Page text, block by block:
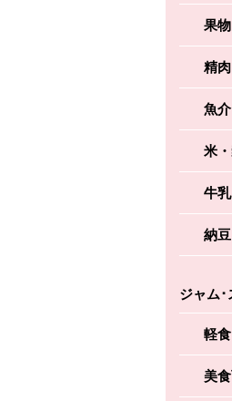
果
精
魚
米
牛
納
ジャム･
軽
美